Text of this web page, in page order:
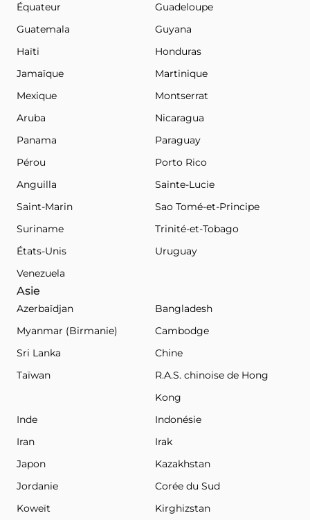
Équateur
Guadeloupe
Guatemala
Guyana
Haïti
Honduras
Jamaïque
Martinique
Mexique
Montserrat
Aruba
Nicaragua
Panama
Paraguay
Pérou
Porto Rico
Anguilla
Sainte-Lucie
Saint-Marin
Sao Tomé-et-Principe
Suriname
Trinité-et-Tobago
États-Unis
Uruguay
Venezuela
Asie
Azerbaïdjan
Bangladesh
Myanmar (Birmanie)
Cambodge
Sri Lanka
Chine
Taïwan
R.A.S. chinoise de Hong
Kong
Inde
Indonésie
Iran
Irak
Japon
Kazakhstan
Jordanie
Corée du Sud
Koweït
Kirghizstan